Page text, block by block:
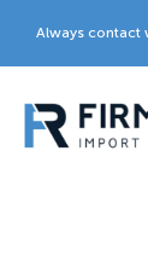
Always contact